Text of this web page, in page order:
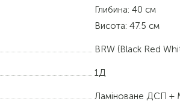
Глибина: 40 см
Висота: 47.5 см
BRW (Black Red
1Д
Ламіноване ДСП